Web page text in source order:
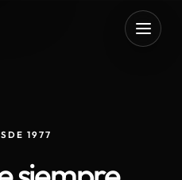
1977